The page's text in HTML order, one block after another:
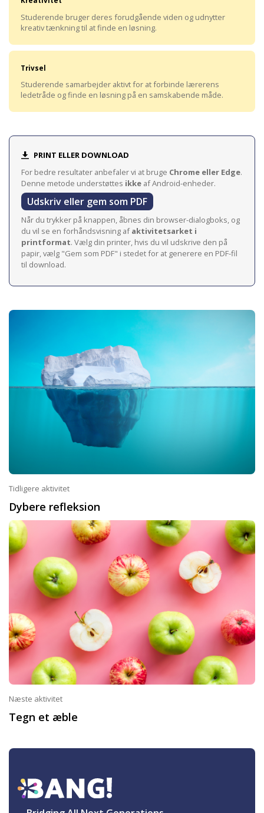
Studerende bruger deres forudgående viden og udnytter
kreativ tænkning til at finde en løsning.
Trivsel
Studerende samarbejder aktivt for at forbinde lærerens
ledetråde og finde en løsning på en samskabende måde.
PRINT ELLER DOWNLOAD
For bedre resultater anbefaler vi at bruge Chrome eller Edge.
Denne metode understøttes ikke af Android-enheder.
Udskriv eller gem som PDF
Når du trykker på knappen, åbnes din browser-dialogboks, og
du vil se en forhåndsvisning afaktivitetsarket i
printformat. Vælg din printer, hvis du vil udskrive den på
papir, vælg "Gem som PDF" i stedet for at generere en PDF-fil
til download.
Tidligere aktivitet
Dybere refleksion
Næste aktivitet
Tegn et æble